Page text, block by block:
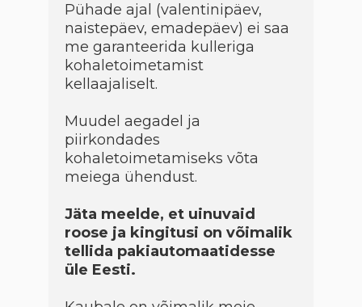
Pühade ajal (valentinipäev,
naistepäev, emadepäev) ei saa
me garanteerida kulleriga
kohaletoimetamist
kellaajaliselt.
Muudel aegadel ja
piirkondades
kohaletoimetamiseks võta
meiega ühendust.
Jäta meelde, et uinuvaid
roose ja kingitusi on võimalik
tellida pakiautomaatidesse
üle Eesti.